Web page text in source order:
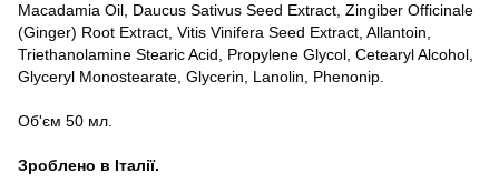
Macadamia Oil, Daucus Sativus Seed Extract, Zingiber Officinale
(Ginger) Root Extract, Vitis Vinifera Seed Extract, Allantoin,
Triethanolamine Stearic Acid, Propylene Glycol, Cetearyl Alcohol,
Glyceryl Monostearate, Glycerin, Lanolin, Phenonip.
Об'єм 50 мл.
Зроблено в Італії.